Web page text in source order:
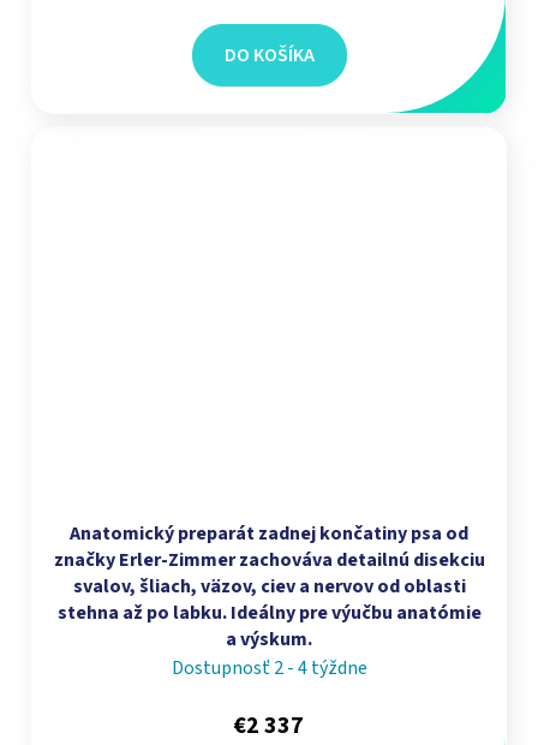
DO KOŠÍKA
Anatomický preparát zadnej končatiny psa od
značky Erler-Zimmer zachováva detailnú disekciu
svalov, šliach, väzov, ciev a nervov od oblasti
stehna až po labku. Ideálny pre výučbu anatómie
a výskum.
Dostupnosť 2 - 4 týždne
€2 337